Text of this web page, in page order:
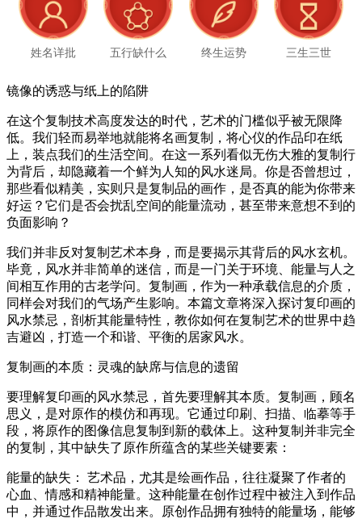
姓名详批 五行缺什么 终生运势 三生三世
镜像的诱惑与纸上的陷阱
在这个复制技术高度发达的时代，艺术的门槛似乎被无限降
低。我们轻而易举地就能将名画复制，将心仪的作品印在纸
上，装点我们的生活空间。在这一系列看似无伤大雅的复制行
为背后，却隐藏着一个鲜为人知的风水迷局。你是否曾想过，
那些看似精美，实则只是复制品的画作，是否真的能为你带来
好运？它们是否会扰乱空间的能量流动，甚至带来意想不到的
负面影响？
我们并非反对复制艺术本身，而是要揭示其背后的风水玄机。
毕竟，风水并非简单的迷信，而是一门关于环境、能量与人之
间相互作用的古老学问。复制画，作为一种承载信息的介质，
同样会对我们的气场产生影响。本篇文章将深入探讨复印画的
风水禁忌，剖析其能量特性，教你如何在复制艺术的世界中趋
吉避凶，打造一个和谐、平衡的居家风水。
复制画的本质：灵魂的缺席与信息的遗留
要理解复印画的风水禁忌，首先要理解其本质。复制画，顾名
思义，是对原作的模仿和再现。它通过印刷、扫描、临摹等手
段，将原作的图像信息复制到新的载体上。这种复制并非完全
的复制，其中缺失了原作所蕴含的某些关键要素：
能量的缺失： 艺术品，尤其是绘画作品，往往凝聚了作者的
心血、情感和精神能量。这种能量在创作过程中被注入到作品
中，并通过作品散发出来。原创作品拥有独特的能量场，能够